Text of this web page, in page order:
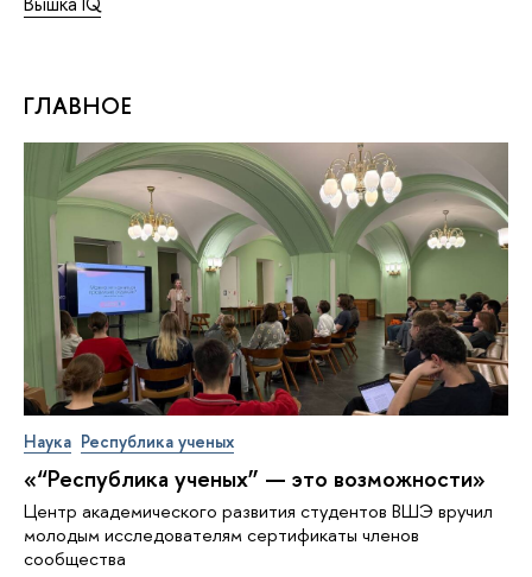
ГЛАВНОЕ
Наука Республика ученых
«“Республика ученых” — это возможности»
Центр академического развития студентов ВШЭ вручил
молодым исследователям сертификаты членов
сообщества